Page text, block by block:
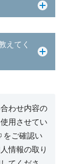
えてく
わせ内容の
用させてい
をご確認い
情報の取り